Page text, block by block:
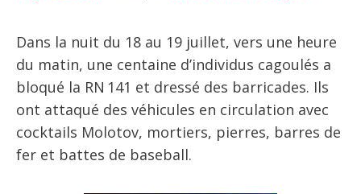
Dans la nuit du 18 au 19 juillet, vers une heure
du matin, une centaine d’individus cagoulés a
bloqué la RN 141 et dressé des barricades. Ils
ont attaqué des véhicules en circulation avec
cocktails Molotov, mortiers, pierres, barres de
fer et battes de baseball.